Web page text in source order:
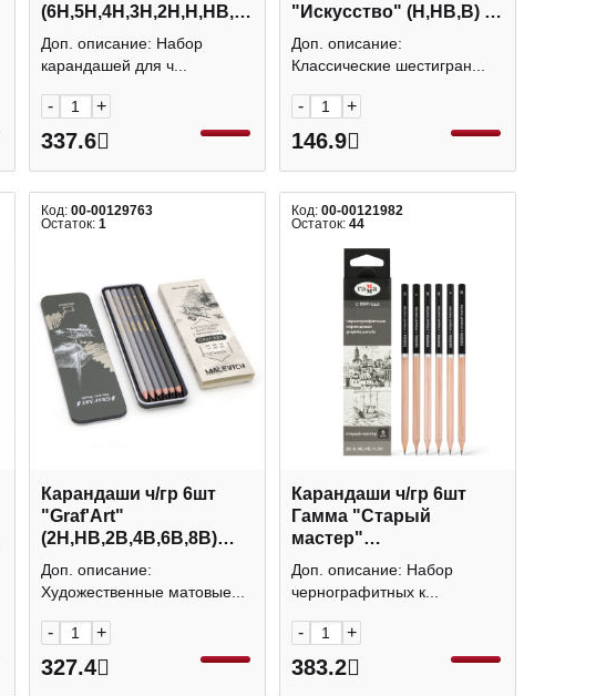
(6Н,5Н,4Н,3Н,2Н,Н,HB,F,В,2В,3В,4В,5В,6В,7В,8В)
43800
Доп. описание: Набор
карандашей для ч...
- +
337.6
"Искусство" (Н,HB,В) 6-
гран., без ласт. 45390
Доп. описание:
Классические шестигран...
- +
146.9
Код: 00-00129763
Остаток: 1
Карандаши ч/гр 6шт
"Graf'Art"
(2Н,HB,2В,4В,6В,8В)
метал.уп. 197303
Малевичъ
Доп. описание:
Художественные матовые...
- +
327.4
Код: 00-00121982
Остаток: 44
Карандаши ч/гр 6шт
Гамма "Старый
мастер"
(2H,H,2*HB,B,2B)
130422_2B-2H
Доп. описание: Набор
чернографитных к...
- +
383.2